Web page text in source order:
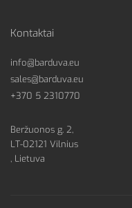
Kontaktai
info@barduva.eu
sales@barduva.eu
+370 5 2310770
Beržuonos g. 2,
LT-02121 Vilnius
, Lietuva